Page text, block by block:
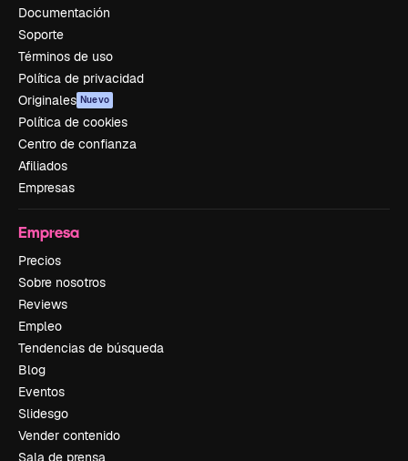
Documentación
Soporte
Términos de uso
Política de privacidad
Originales Nuevo
Política de cookies
Centro de confianza
Afiliados
Empresas
Empresa
Precios
Sobre nosotros
Reviews
Empleo
Tendencias de búsqueda
Blog
Eventos
Slidesgo
Vender contenido
Sala de prensa